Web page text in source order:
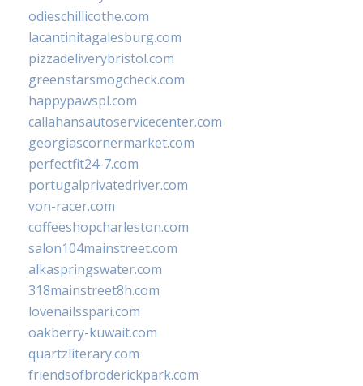
odieschillicothe.com
lacantinitagalesburg.com
pizzadeliverybristol.com
greenstarsmogcheck.com
happypawspl.com
callahansautoservicecenter.com
georgiascornermarket.com
perfectfit24-7.com
portugalprivatedriver.com
von-racer.com
coffeeshopcharleston.com
salon104mainstreet.com
alkaspringswater.com
318mainstreet8h.com
lovenailsspari.com
oakberry-kuwait.com
quartzliterary.com
friendsofbroderickpark.com